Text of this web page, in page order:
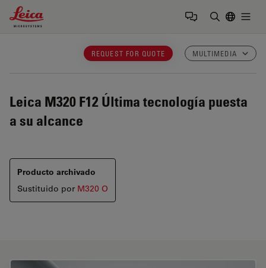
Leica Microsystems Logo
REQUEST FOR QUOTE MULTIMEDIA
Leica M320 F12 Última tecnología puesta
a su alcance
Producto archivado
Sustituido por M320 O